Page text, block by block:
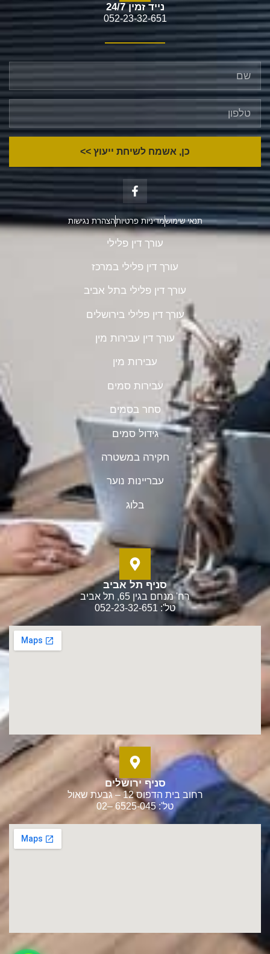
נייד זמין 24/7
052-23-32-651
כן, אשמח לשיחת ייעוץ >>
תנאי שימושמדיניות פרטיותהצהרת נגישות
עורך דין פלילי
עורך דין פלילי במרכז
עורך דין פלילי בתל אביב
עורך דין פלילי בירושלים
עורך דין עבירות מין
עבירות מין
עבירות סמים
סחר בסמים
גידול סמים
חקירה במשטרה
עבריינות נוער
בלוג
סניף תל אביב
רח' מנחם בגין 65, תל אביב
טל': 052-23-32-651
סניף ירושלים
רחוב בית הדפוס 12 – גבעת שאול
טל': 6525-045 –02